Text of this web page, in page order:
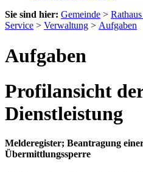
Sie sind hier: Gemeinde >
Service > Verwaltung > Aufgaben
Aufgaben
Profilansicht
Dienstleistung
Melderegister; Beantragung
Übermittlungssperre